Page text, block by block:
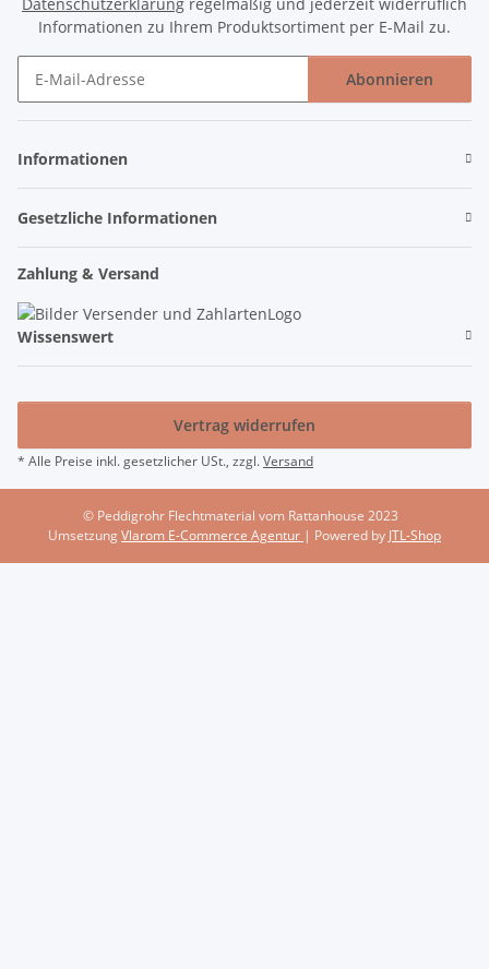
Informationen zu Ihrem Produktsortiment per E-Mail zu.
Abonnieren
Informationen
Gesetzliche Informationen
Zahlung & Versand
Wissenswert
Vertrag widerrufen
* Alle Preise inkl. gesetzlicher USt., zzgl.Versand
© Peddigrohr Flechtmaterial vom Rattanhouse 2023
UmsetzungVlarom E-Commerce Agentur | Powered by JTL-Shop